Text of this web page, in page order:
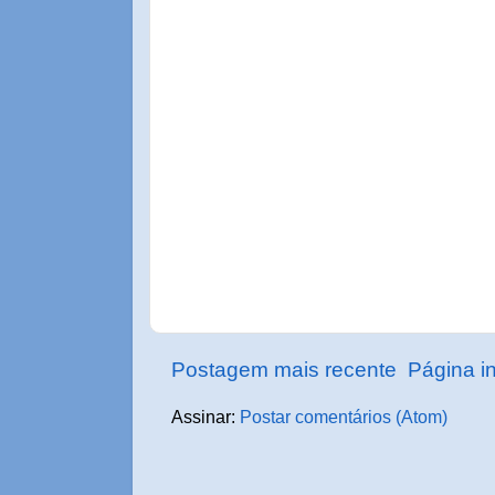
Postagem mais recente Página
Assinar: Postar comentários (Atom)